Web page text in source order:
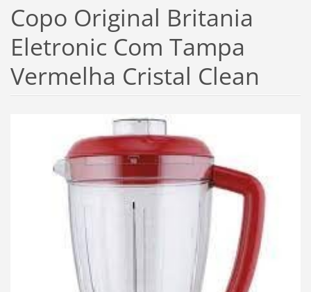
Copo Original Britania
Eletronic Com Tampa
Vermelha Cristal Clean